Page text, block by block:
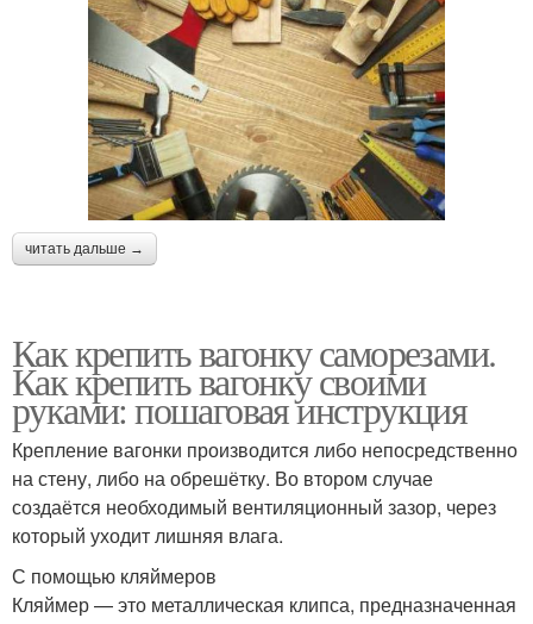
читать дальше →
Как крепить вагонку саморезами.
Как крепить вагонку своими
руками: пошаговая инструкция
Крепление вагонки производится либо непосредственно
на стену, либо на обрешётку. Во втором случае
создаётся необходимый вентиляционный зазор, через
который уходит лишняя влага.
С помощью кляймеров
Кляймер — это металлическая клипса, предназначенная